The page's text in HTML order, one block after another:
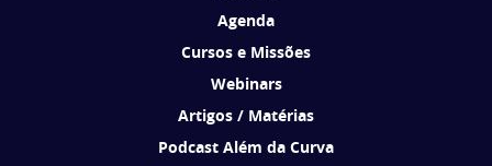
Agenda
Cursos e Missões
Webinars
Artigos / Matérias
Podcast Além da Curva